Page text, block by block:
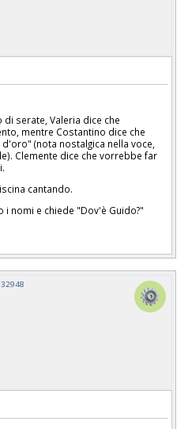
serate, Valeria dice che
mentre Costantino dice che
(nota nostalgica nella voce,
Clemente dice che vorrebbe far
cantando.
nomi e chiede "Dov'è Guido?"